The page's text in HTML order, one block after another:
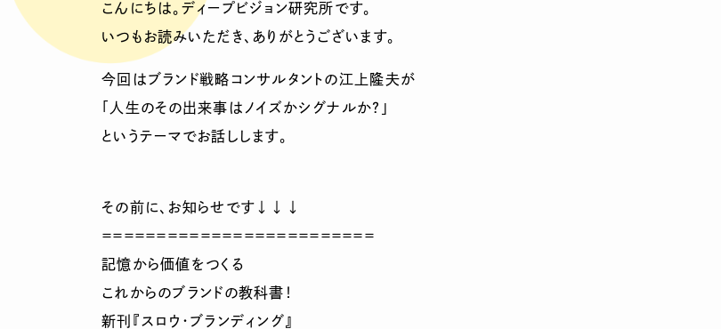
こんにちは。ディープビジョン研究所です。
いつもお読みいただき、ありがとうございます。
今回はブランド戦略コンサルタントの江上隆夫が
「人生のその出来事はノイズかシグナルか？」
というテーマでお話しします。
その前に、お知らせです↓↓↓
＝＝＝＝＝＝＝＝＝＝＝＝＝＝＝＝＝＝＝＝＝＝＝＝＝
記憶から価値をつくる
これからのブランドの教科書！
新刊『スロウ・ブランディング』